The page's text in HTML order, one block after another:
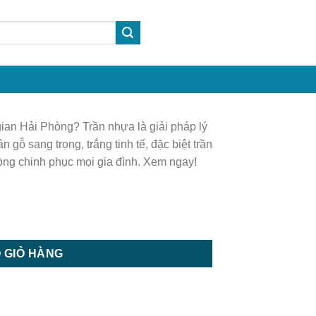
Hải Phòng? Trần nhựa là giải pháp lý
gỗ sang trọng, trắng tinh tế, đặc biệt trần
chinh phục mọi gia đình. Xem ngay!
GIỎ HÀNG